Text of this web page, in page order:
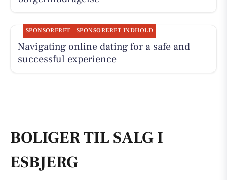
SPONSORERET SPONSORERET INDHOLD
Navigating online dating for a safe and
successful experience
BOLIGER TIL SALG I
ESBJERG